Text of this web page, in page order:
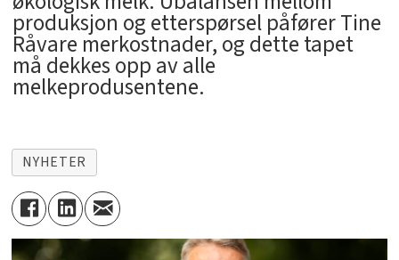
produksjon og etterspørsel påfører Tine
Råvare merkostnader, og dette tapet
må dekkes opp av alle
melkeprodusentene.
NYHETER